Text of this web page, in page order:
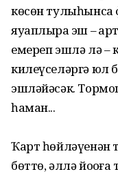
көсөн тулыһынса
яуаплыраҡ эш –
емереп эшлә лә –
килеүселәргә юл
эшләйәсәк.
һаман...
Ҡарт һөйләүенән
бөттө, әллә